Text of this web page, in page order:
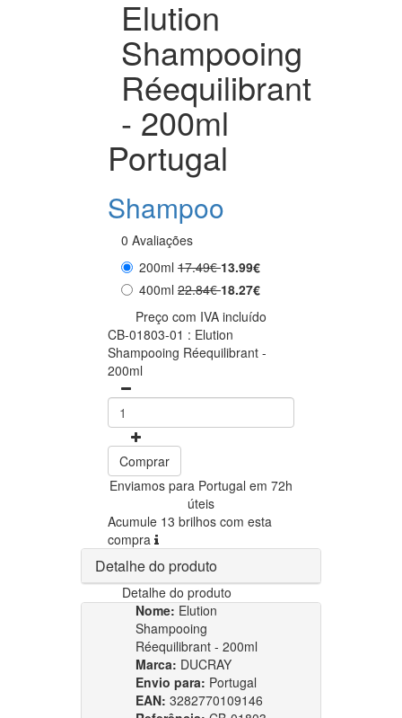
Elution
Shampooing
Réequilibrant
- 200ml
Portugal
Shampoo
0 Avaliações
200ml 17.49€13.99€
400ml 22.84€18.27€
Preço com IVA incluído
CB-01803-01 : Elution
Shampooing Réequilibrant -
200ml
Comprar
Enviamos para Portugal em 72h
úteis
Acumule 13 brilhos com esta
compra
Detalhe do produto
Detalhe do produto
Nome: Elution
Shampooing
Réequilibrant - 200ml
Marca: DUCRAY
Envio para: Portugal
EAN: 3282770109146